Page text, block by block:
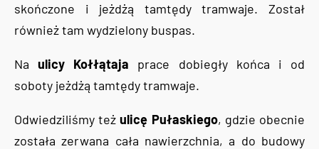
skończone i jeżdżą tamtędy tramwaje. Został
również tam wydzielony buspas.
Naulicy Kołłątaja prace dobiegły końca i od
soboty jeżdżą tamtędy tramwaje.
Odwiedziliśmy teżulicę Pułaskiego, gdzie obecnie
została zerwana cała nawierzchnia, a do budowy